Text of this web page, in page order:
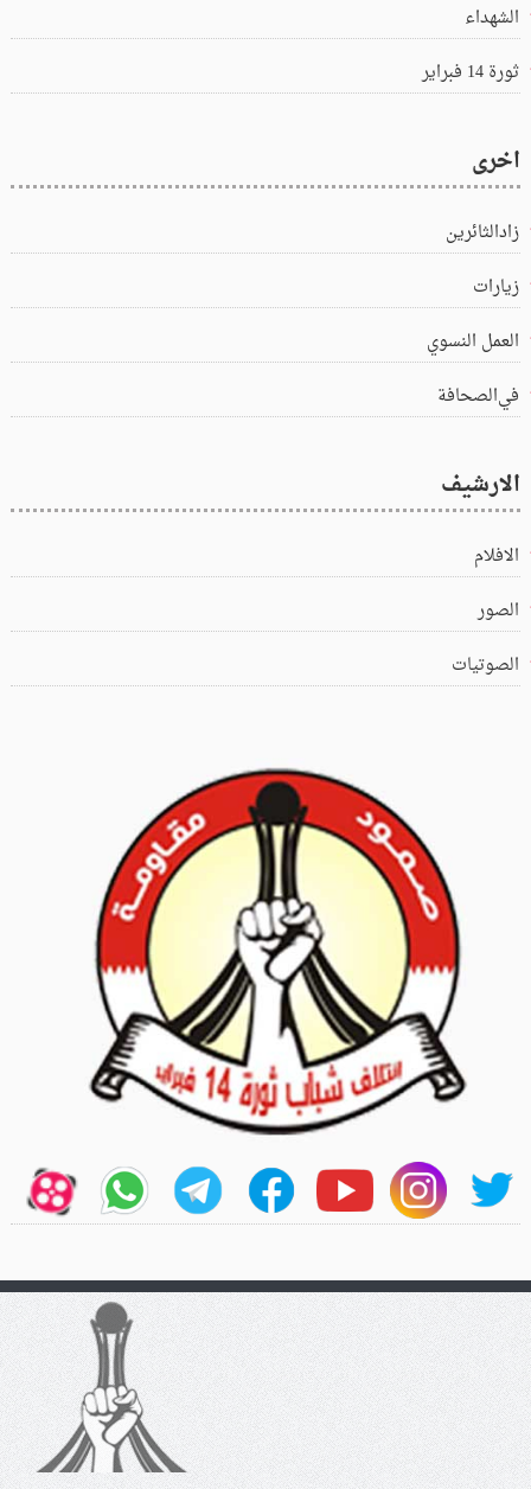
الشهداء
ثورة 14 فبراير
اخرى
زادالثائرين
زيارات
العمل النسوي
في‌الصحافة
الارشيف
الافلام
الصور
الصوتيات